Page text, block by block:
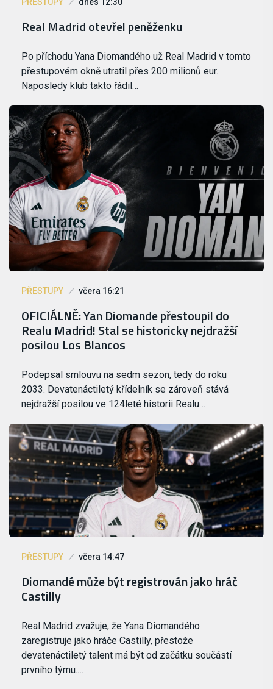
PŘESTUPY dnes 12:30
Real Madrid otevřel peněženku
Po příchodu Yana Diomandého už Real Madrid v tomto
přestupovém okně utratil přes 200 milionů eur.
Naposledy klub takto řádil…
PŘESTUPY včera 16:21
OFICIÁLNĚ: Yan Diomande přestoupil do
Realu Madrid! Stal se historicky nejdražší
posilou Los Blancos
Podepsal smlouvu na sedm sezon, tedy do roku
2033. Devatenáctiletý křídelník se zároveň stává
nejdražší posilou ve 124leté historii Realu…
PŘESTUPY včera 14:47
Diomandé může být registrován jako hráč
Castilly
Real Madrid zvažuje, že Yana Diomandého
zaregistruje jako hráče Castilly, přestože
devatenáctiletý talent má být od začátku součástí
prvního týmu.…